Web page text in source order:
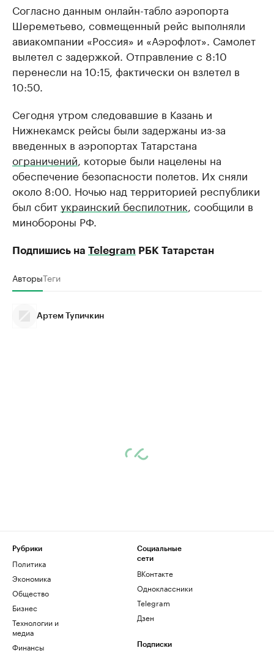
Согласно данным онлайн-табло аэропорта
Шереметьево, совмещенный рейс выполняли
авиакомпании «Россия» и «Аэрофлот». Самолет
вылетел с задержкой. Отправление с 8:10
перенесли на 10:15, фактически он взлетел в
10:50.
Сегодня утром следовавшие в Казань и
Нижнекамск рейсы были задержаны из-за
введенных в аэропортах Татарстана
ограничений , которые были нацелены на
обеспечение безопасности полетов. Их сняли
около 8:00. Ночью над территорией республики
был сбитукраинский беспилотник , сообщили в
минобороны РФ.
Подпишись на Telegram РБК Татарстан
АвторыТеги
Артем Тупичкин
Рубрики
Политика
Экономика
Общество
Бизнес
Технологии и
медиа
Финансы
Социальные
сети
ВКонтакте
Одноклассники
Telegram
Дзен
Подписки